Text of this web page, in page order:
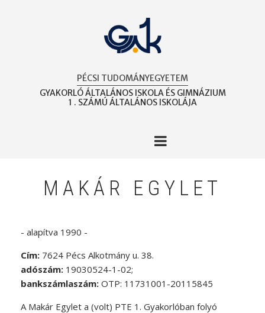
PÉCSI TUDOMÁNYEGYETEM
GYAKORLÓ ÁLTALÁNOS ISKOLA ÉS GIMNÁZIUM
1 . SZÁMÚ ÁLTALÁNOS ISKOLÁJA
MAKÁR EGYLET
- alapítva 1990 -
Cím: 7624 Pécs Alkotmány u. 38.
adószám: 19030524-1-02;
bankszámlaszám: OTP: 11731001-20115845
A Makár Egylet a (volt) PTE 1. Gyakorlóban folyó